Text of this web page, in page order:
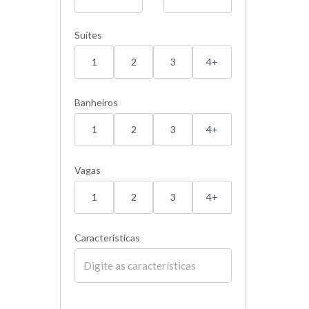
Suítes
1 2 3 4+
Banheiros
1 2 3 4+
Vagas
1 2 3 4+
Características